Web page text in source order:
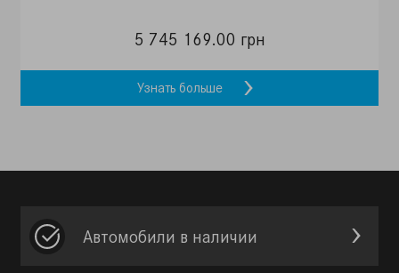
5 745 169.00 грн
Узнать больше
Автомобили в наличии